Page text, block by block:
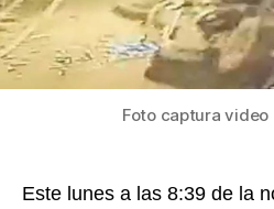
Foto captura video
Este lunes a las 8:39 de la